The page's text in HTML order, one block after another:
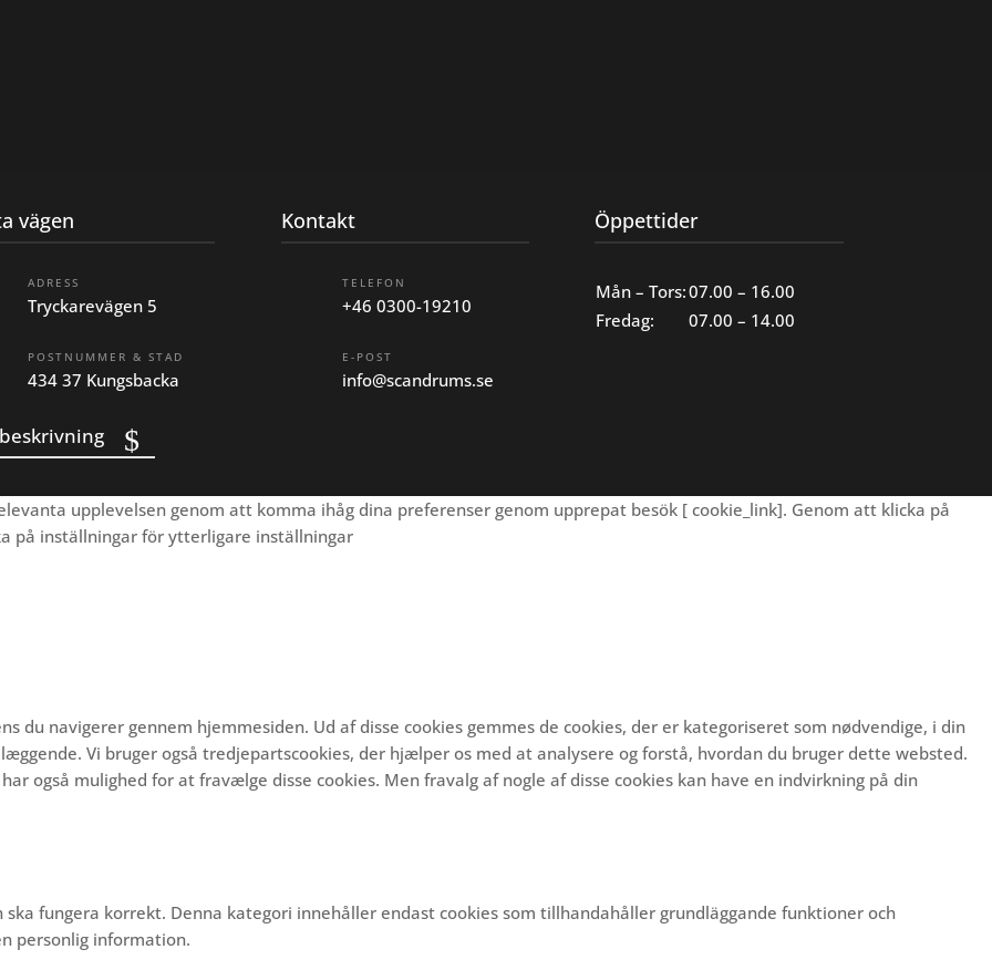
vägen
ADRESS
Tryckarevägen 5
POSTNUMMER & STAD
434 37 Kungsbacka
Kontakt
TELEFON
+46 0300-19210
E-POST
info@scandrums.se
Öppettider
Mån – Tors:07.00 – 16.00
Fredag:
07.00 – 14.00
upplevelsen genom att komma ihåg dina preferenser genom upprepat besök [ cookie_link]. Genom att klicka på
på inställningar för ytterligare inställningar
du navigerer gennem hjemmesiden. Ud af disse cookies gemmes de cookies, der er kategoriseret som nødvendige, i din
Vi bruger også tredjepartscookies, der hjælper os med at analysere og forstå, hvordan du bruger dette websted.
har også mulighed for at fravælge disse cookies. Men fravalg af nogle af disse cookies kan have en indvirkning på din
fungera korrekt. Denna kategori innehåller endast cookies som tillhandahåller grundläggande funktioner och
personlig information.